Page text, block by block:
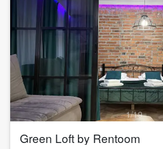
1/19
Green Loft by Rentoom